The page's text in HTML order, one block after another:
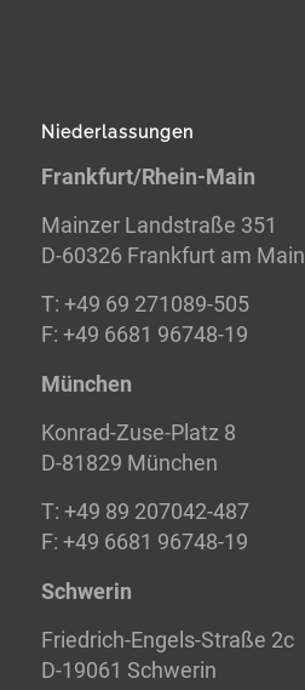
Niederlassungen
Frankfurt/Rhein-Main
Mainzer Landstraße 351
D-60326 Frankfurt am Main
T: +49 69 271089-505
F: +49 6681 96748-19
München
Konrad-Zuse-Platz 8
D-81829 München
T: +49 89 207042-487
F: +49 6681 96748-19
Schwerin
Friedrich-Engels-Straße 2c
D-19061 Schwerin